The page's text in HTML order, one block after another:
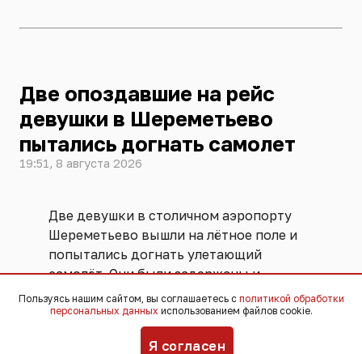
Две опоздавшие на рейс
девушки в Шереметьево
пытались догнать самолет
19:51, 8 августа 2026
Две девушки в столичном аэропорту
Шереметьево вышли на лётное поле и
попытались догнать улетающий
самолёт. Они были задержаны и
переданы ФСБ. Угрозы безопасности
полётов не возникло, никто не
сообщили
в пресс-службе
Пользуясь нашим сайтом, вы соглашаетесь с политикой обработки
персональных данных использованием файлов cookie.
Я согласен